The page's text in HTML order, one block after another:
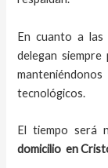
En cuanto a las
delegan
tecnológicos.
El tiempo será
domicilio en